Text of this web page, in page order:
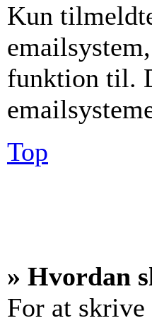
Kun
funktion til.
Top
» Hvordan
For at